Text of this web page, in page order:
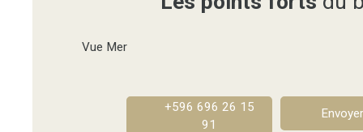
Vue Mer
+596 696 26 15
91